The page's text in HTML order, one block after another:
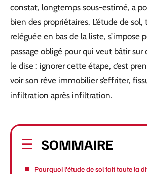
constat, longtemps sous-estimé, a
bien des propriétaires. L’étude de
reléguée en bas de la liste, s’impose
passage obligé pour qui veut bâtir sur
le dise : ignorer cette étape, c’est
voir son rêve immobilier s’effriter,
infiltration après infiltration.
SOMMAIRE
Pourquoi l’étude de sol fait toute la